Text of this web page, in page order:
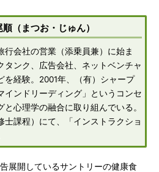
（まつお・じゅん）
行会社の営業（添乗員兼）に始ま
タンク、広告会社、ネットベンチャ
を経験。2001年、（有）シャープ
インドリーディング」というコンセ
心理学の融合に取り組んでいる。
士課程）にて、「インストラクショ
展開しているサントリーの健康食